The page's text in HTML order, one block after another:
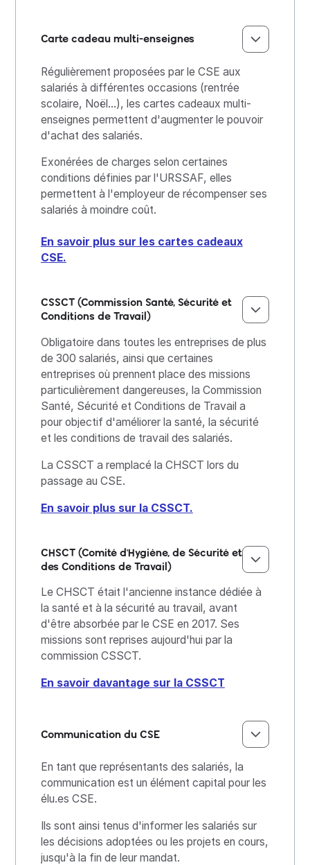
Carte cadeau multi-enseignes
Régulièrement proposées par le CSE aux
salariés à différentes occasions (rentrée
scolaire, Noël...), les cartes cadeaux multi-
enseignes permettent d'augmenter le pouvoir
d'achat des salariés.
Exonérées de charges selon certaines
conditions définies par l'URSSAF, elles
permettent à l'employeur de récompenser ses
salariés à moindre coût.
En savoir plus sur les cartes cadeaux
CSE.
CSSCT (Commission Santé, Sécurité et
Conditions de Travail)
Obligatoire dans toutes les entreprises de plus
de 300 salariés, ainsi que certaines
entreprises où prennent place des missions
particulièrement dangereuses, la Commission
Santé, Sécurité et Conditions de Travail a
pour objectif d'améliorer la santé, la sécurité
et les conditions de travail des salariés.
La CSSCT a remplacé la CHSCT lors du
passage au CSE.
En savoir plus sur la CSSCT.
CHSCT (Comité d'Hygiène, de Sécurité et
des Conditions de Travail)
Le CHSCT était l'ancienne instance dédiée à
la santé et à la sécurité au travail, avant
d'être absorbée par le CSE en 2017. Ses
missions sont reprises aujourd'hui par la
commission CSSCT.
En savoir davantage sur la CSSCT
Communication du CSE
En tant que représentants des salariés, la
communication est un élément capital pour les
élu.es CSE.
Ils sont ainsi tenus d'informer les salariés sur
les décisions adoptées ou les projets en cours,
jusqu'à la fin de leur mandat.